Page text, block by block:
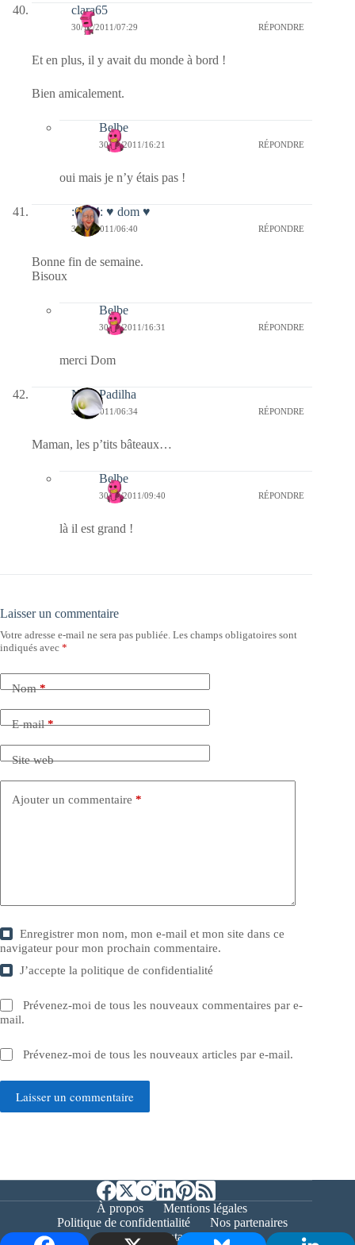
clara65
30/12/2011/07:29 RÉPONDRE
Et en plus, il y avait du monde à bord !
Bien amicalement.
Belbe
30/12/2011/16:21 RÉPONDRE
oui mais je n’y étais pas !
:0014: ♥ dom ♥
30/12/2011/06:40 RÉPONDRE
Bonne fin de semaine.
Bisoux
Belbe
30/12/2011/16:31 RÉPONDRE
merci Dom
Nina Padilha
30/12/2011/06:34 RÉPONDRE
Maman, les p’tits bâteaux…
Belbe
30/12/2011/09:40 RÉPONDRE
là il est grand !
Laisser un commentaire
Votre adresse e-mail ne sera pas publiée. Les champs obligatoires sont
indiqués avec *
Nom*
E-mail*
Site web
Ajouter un commentaire *
Enregistrer mon nom, mon e-mail et mon site dans ce
navigateur pour mon prochain commentaire.
J’accepte lapolitique de confidentialité
Prévenez-moi de tous les nouveaux commentaires par e-
mail.
Prévenez-moi de tous les nouveaux articles par e-mail.
Laisser un commentaire
À propos
Mentions légales
Politique de confidentialité
Nos partenaires
Contact